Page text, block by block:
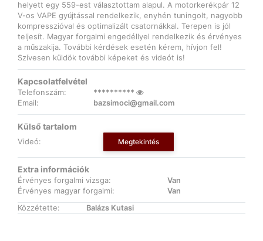
helyett egy 559-est választottam alapul. A motorkerékpár 12
V-os VAPE gyújtással rendelkezik, enyhén tuningolt, nagyobb
kompresszióval és optimalizált csatornákkal. Terepen is jól
teljesít. Magyar forgalmi engedéllyel rendelkezik és érvényes
a műszakija. További kérdések esetén kérem, hívjon fel!
Szívesen küldök további képeket és videót is!
Kapcsolatfelvétel
Telefonszám:
**********
Email:
bazsimoci@gmail.com
Külső tartalom
Videó: Megtekintés
Extra információk
Érvényes forgalmi vizsga:
Van
Érvényes magyar forgalmi:
Van
Közzétette:
Balázs Kutasi